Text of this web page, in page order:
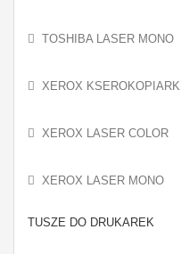
TOSHIBA LASER MONO
XEROX KSEROKOPIARKI
XEROX LASER COLOR
XEROX LASER MONO
TUSZE DO DRUKAREK